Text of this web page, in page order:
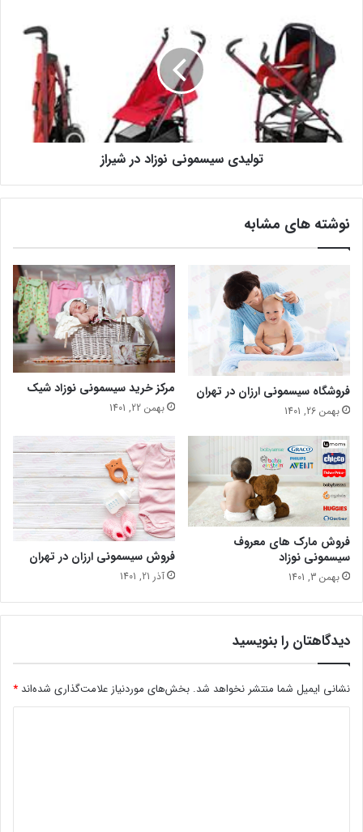
تولیدی سیسمونی نوزاد در شیراز
نوشته های مشابه
فروشگاه سیسمونی ارزان در تهران
بهمن 26, 1401
مرکز خرید سیسمونی نوزاد شیک
بهمن 22, 1401
فروش مارک های معروف
سیسمونی نوزاد
بهمن 3, 1401
فروش سیسمونی ارزان در تهران
آذر 21, 1401
دیدگاهتان را بنویسید
نشانی ایمیل شما منتشر نخواهد شد. بخش‌های موردنیاز علامت‌گذاری شده‌اند *